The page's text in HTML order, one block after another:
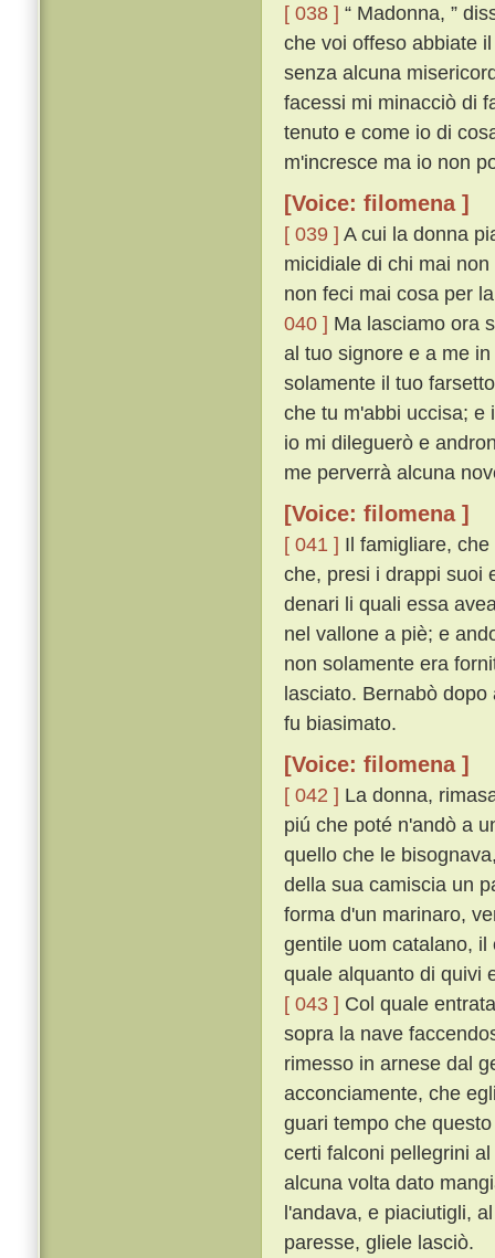
[ 038 ] “ Madonna, ”
che voi offeso abbiate
senza alcuna
facessi mi minacciò di
tenuto e come io di
m'incresce ma io non
[Voice: filomena ]
[ 039 ] A cui la donna
micidiale di chi mai
non feci mai cosa per
040 ] Ma lasciamo ora
al tuo signore e a me
solamente il tuo
che tu m'abbi uccisa; e
io mi dileguerò e
me perverrà alcuna
[Voice: filomena ]
[ 041 ] Il famigliare,
che, presi i drappi suoi
denari li quali essa
nel vallone a piè; e
non solamente era
lasciato. Bernabò
fu biasimato.
[Voice: filomena ]
[ 042 ] La donna,
piú che poté n'andò a
quello che le
della sua camiscia un
forma d'un marinaro,
gentile uom catalano,
quale alquanto di quivi
[ 043 ] Col quale
sopra la nave
rimesso in arnese dal
acconciamente, che
guari tempo che
certi falconi pellegrini
alcuna volta dato
l'andava, e piaciutigli,
paresse, gliele lasciò.